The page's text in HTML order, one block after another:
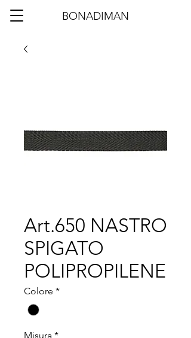
BONADIMAN
Art.650 NASTRO
SPIGATO
POLIPROPILENE
Colore *
Misura *